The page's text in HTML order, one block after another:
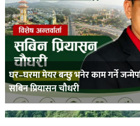
घर–घरमा मेयर बन्छु भनेर काम गर्ने
सबिन प्रियासन चौधरी